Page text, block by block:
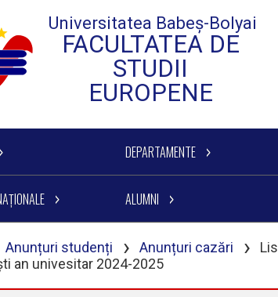
Universitatea Babeș-Bolyai
FACULTATEA DE
STUDII
EUROPENE
DEPARTAMENTE
ALUMNI
Anunțuri studenți › Anunțuri cazări ›
an univesitar 2024-2025